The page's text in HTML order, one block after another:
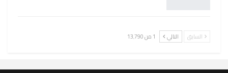
السابق التالي 1 من 13٬790